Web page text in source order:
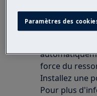
donc normal
vaisselle
porte de
force du
Installez une
Pour plus
Paramètres des